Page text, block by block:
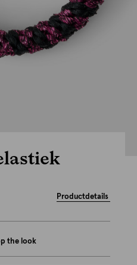
Productdetails
the look